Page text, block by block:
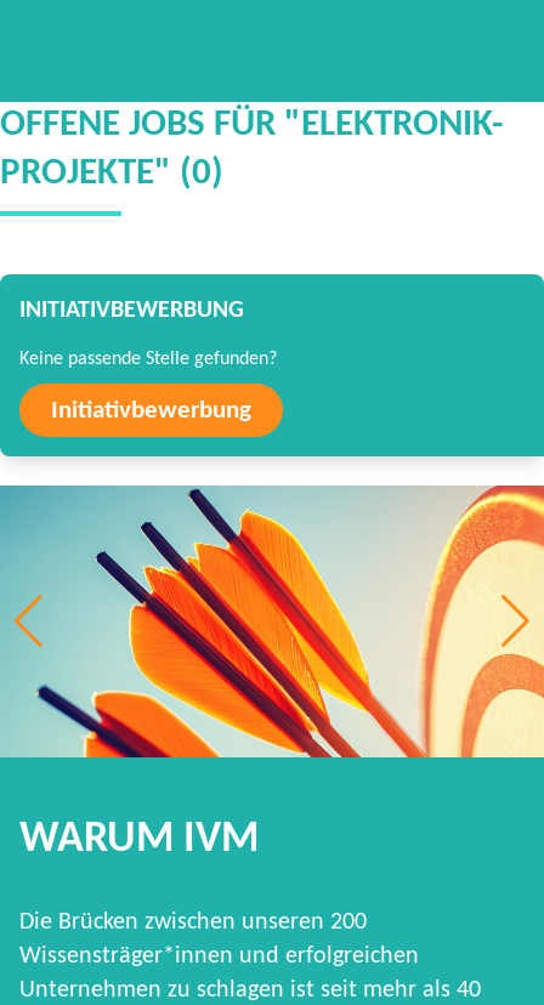
OFFENE JOBS FÜR "ELEKTRONIK-
PROJEKTE" (0)
INITIATIVBEWERBUNG
Keine passende Stelle gefunden?
Initiativbewerbung
WARUM IVM
Die Brücken zwischen unseren 200
Wissensträger*innen und erfolgreichen
Unternehmen zu schlagen ist seit mehr als 40